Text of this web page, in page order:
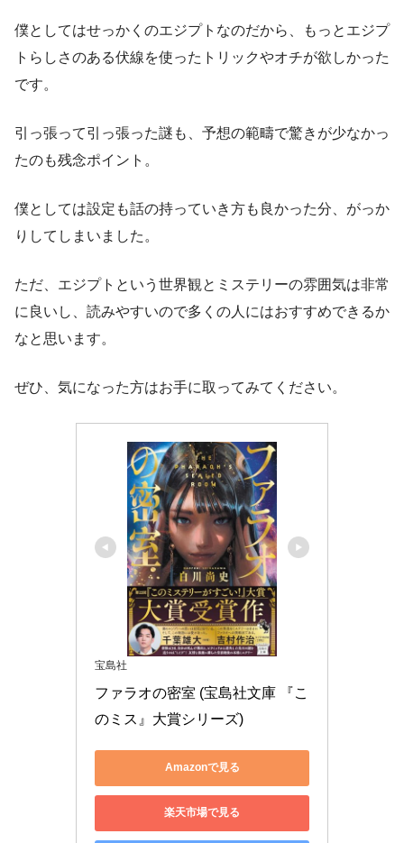
僕としてはせっかくのエジプトなのだから、もっとエジプ
トらしさのある伏線を使ったトリックやオチが欲しかった
です。
引っ張って引っ張った謎も、予想の範疇で驚きが少なかっ
たのも残念ポイント。
僕としては設定も話の持っていき方も良かった分、がっか
りしてしまいました。
ただ、エジプトという世界観とミステリーの雰囲気は非常
に良いし、読みやすいので多くの人にはおすすめできるか
なと思います。
ぜひ、気になった方はお手に取ってみてください。
宝島社
ファラオの密室 (宝島社文庫 『こ
のミス』大賞シリーズ)
Amazonで見る
楽天市場で見る